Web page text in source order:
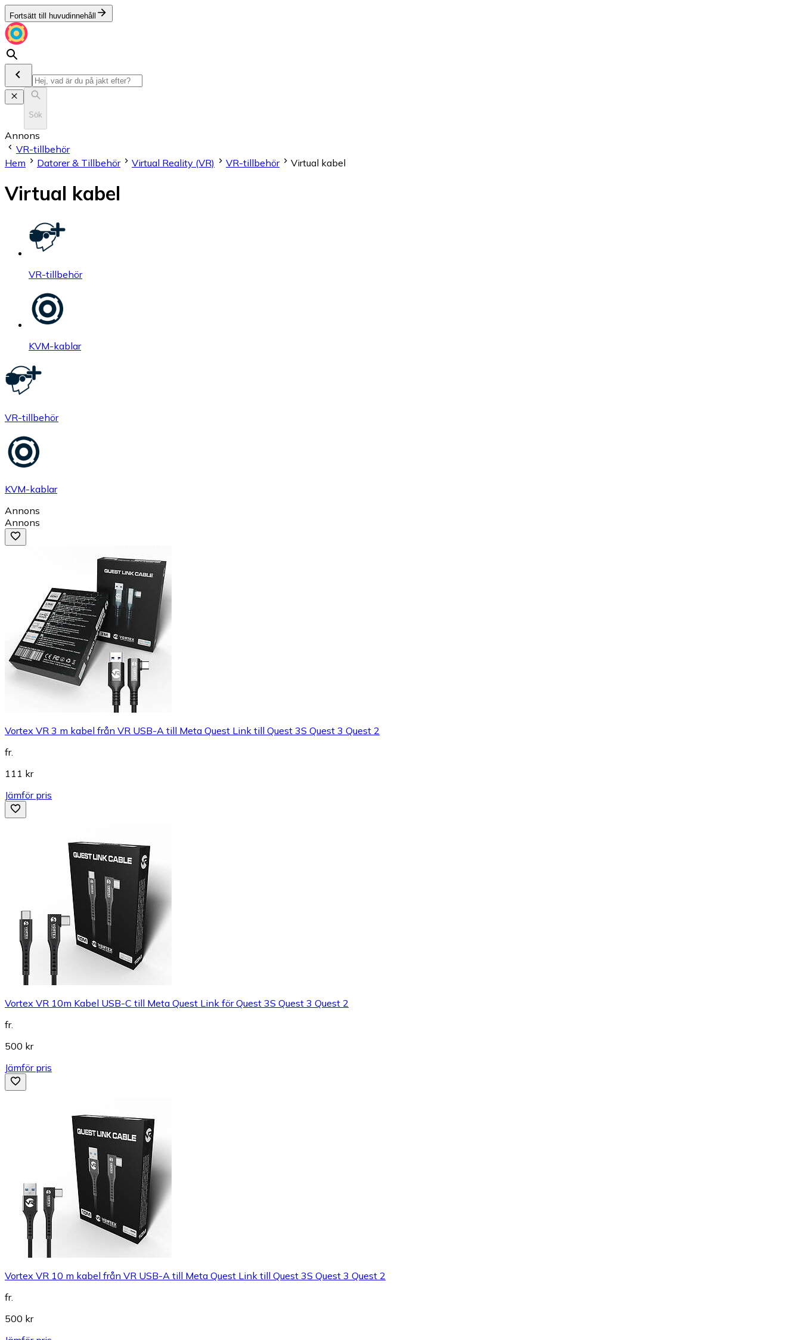
Fortsätt till huvudinnehåll
Sök
Annons
VR-tillbehör
Hem
Datorer & Tillbehör Virtual Reality (VR) VR-tillbehör Virtual kabel
Virtual kabel
VR-tillbehör
KVM-kablar
VR-tillbehör
KVM-kablar
Annons
Annons
Vortex VR 3 m kabel från VR USB-A till Meta Quest Link till Quest 3S Quest 3 Quest 2
fr.
111 kr
Jämför pris
Vortex VR 10m Kabel USB-C till Meta Quest Link för Quest 3S Quest 3 Quest 2
fr.
500 kr
Jämför pris
Vortex VR 10 m kabel från VR USB-A till Meta Quest Link till Quest 3S Quest 3 Quest 2
fr.
500 kr